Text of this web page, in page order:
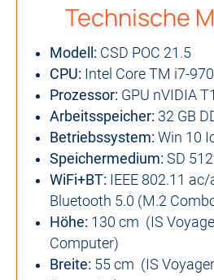
Technische
Modell: CSD POC 21.5
CPU: Intel Core TM i7-
Prozessor: GPU nVIDIA
Arbeitsspeicher: 32 GB
Betriebssystem: Win 10
Speichermedium: SD
WiFi+BT: IEEE 802.11
Bluetooth 5.0 (M.2
Höhe: 130 cm (IS
Computer)
Breite: 55 cm (IS